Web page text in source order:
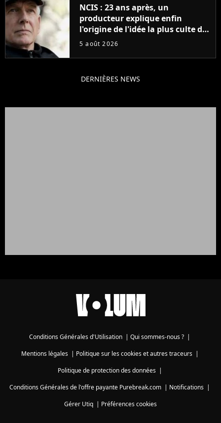
NCIS : 23 ans après, un
producteur explique enfin
l'origine de l'idée la plus culte de
la série (et on ne parle pas du
5 août 2026
DERNIÈRES NEWS
Conditions Générales d'Utilisation | Qui sommes-nous ? |
Mentions légales| Politique sur les cookies et autres traceurs|
Politique de protection des données|
Conditions Générales de l'offre payante Purebreak.com | Notifications |
Gérer Utiq | Préférences cookies